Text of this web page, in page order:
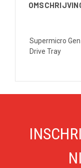
Supermicro
Drive Tray